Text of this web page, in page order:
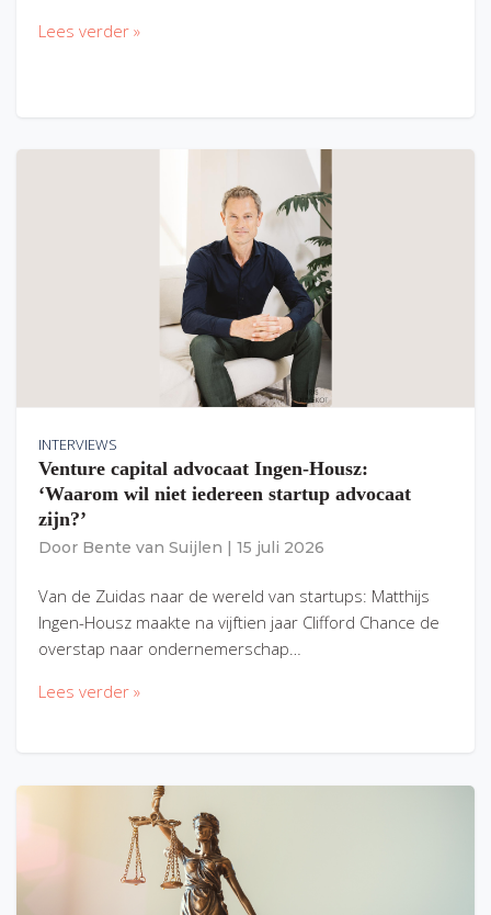
Lees verder »
INTERVIEWS
Venture capital advocaat Ingen-Housz:
‘Waarom wil niet iedereen startup advocaat
zijn?’
Door Bente van Suijlen 15 juli 2026
Van de Zuidas naar de wereld van startups: Matthijs
Ingen-Housz maakte na vijftien jaar Clifford Chance de
overstap naar ondernemerschap…
Lees verder »